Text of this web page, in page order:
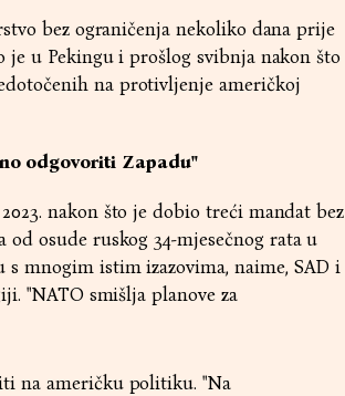
bez ograničenja nekoliko dana prije
je u Pekingu i prošlog svibnja nakon što
na protivljenje američkoj
odgovoriti Zapadu"
nakon što je dobio treći mandat bez
osude ruskog 34-mjesečnog rata u
mnogim istim izazovima, naime, SAD i
"NATO smišlja planove za
na američku politiku. "Na